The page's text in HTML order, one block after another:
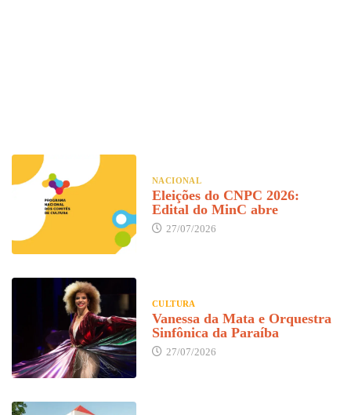
NACIONAL
Eleições do CNPC 2026:
Edital do MinC abre
27/07/2026
CULTURA
Vanessa da Mata e Orquestra
Sinfônica da Paraíba
27/07/2026